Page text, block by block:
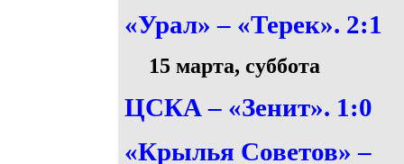
«Урал» – «Терек». 2:1
15 марта, суббота
ЦСКА – «Зенит». 1:0
«Крылья Советов» –